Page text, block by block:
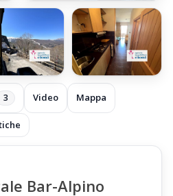
+4 foto
3 Video Mappa
Bar-Alpino